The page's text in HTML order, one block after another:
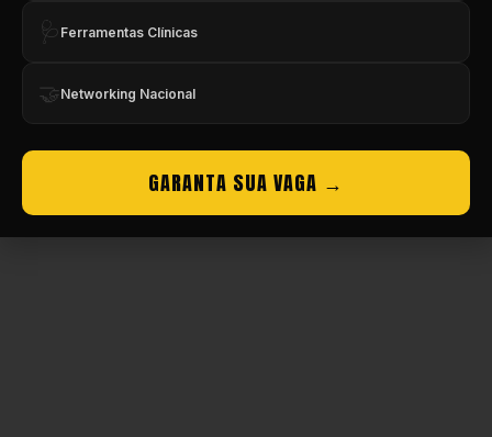
🩺 Ferramentas Clínicas
🤝 Networking Nacional
GARANTA SUA VAGA →